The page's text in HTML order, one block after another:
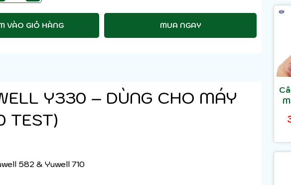
VÀO GIỎ HÀNG MUA NGAY
Y330 – DÙNG CHO MÁY
TEST)
582 & Yuwell 710